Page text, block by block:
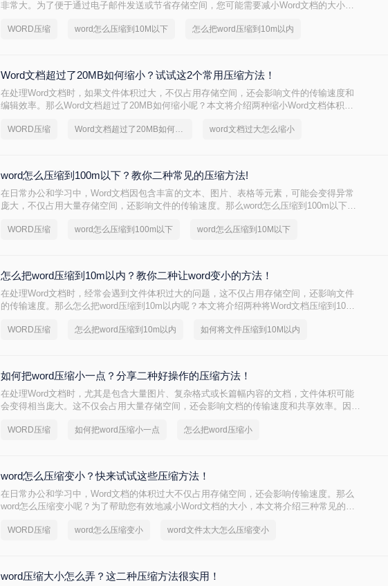
非常大。为了便于通过电子邮件发送或节省存储空间，您可能需要减小Word文档的大小。
WORD压缩 word怎么压缩到10M以下 怎么把word压缩到10m以内
Word文档超过了20MB如何缩小？试试这2个常用压缩方法！
在处理Word文档时，如果文件体积过大，不仅占用存储空间，还会影响文件的传输速度和
编辑效率。那么Word文档超过了20MB如何缩小呢？本文将介绍两种缩小Word文档体积的
WORD压缩 Word文档超过了20MB如何缩小 word文档过大怎么缩小
word怎么压缩到100m以下？教你二种常见的压缩方法!
在日常办公和学习中，Word文档因包含丰富的文本、图片、表格等元素，可能会变得异常
庞大，不仅占用大量存储空间，还影响文件的传输速度。那么word怎么压缩到100m以下
题。
WORD压缩 word怎么压缩到100m以下 word怎么压缩到10M以下
怎么把word压缩到10m以内？教你二种让word变小的方法！
在处理Word文档时，经常会遇到文件体积过大的问题，这不仅占用存储空间，还影响文件
的传输速度。那么怎么把word压缩到10m以内呢？本文将介绍两种将Word文档压缩到10M
WORD压缩 怎么把word压缩到10m以内 如何将文件压缩到10M以内
如何把word压缩小一点？分享二种好操作的压缩方法！
在处理Word文档时，尤其是包含大量图片、复杂格式或长篇幅内容的文档，文件体积可能
会变得相当庞大。这不仅会占用大量存储空间，还会影响文档的传输速度和共享效率。因
绍两种压缩Word文档的方法。
WORD压缩 如何把word压缩小一点 怎么把word压缩小
word怎么压缩变小？快来试试这些压缩方法！
在日常办公和学习中，Word文档的体积过大不仅占用存储空间，还会影响传输速度。那么
word怎么压缩变小呢？为了帮助您有效地减小Word文档的大小，本文将介绍三种常见的压
WORD压缩 word怎么压缩变小 word文件太大怎么压缩变小
word压缩大小怎么弄？这二种压缩方法很实用！